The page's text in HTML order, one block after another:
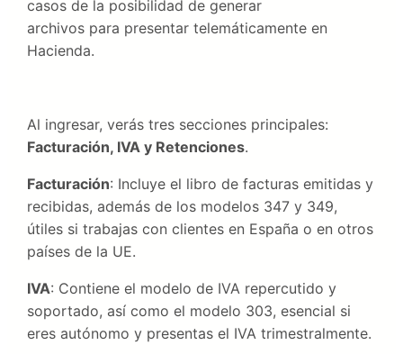
casos de la posibilidad de generar
archivos para presentar telemáticamente en
Hacienda.
Al ingresar, verás tres secciones principales:
Facturación, IVA y Retenciones.
Facturación: Incluye el libro de facturas emitidas y
recibidas, además de los modelos 347 y 349,
útiles si trabajas con clientes en España o en otros
países de la UE.
IVA: Contiene el modelo de IVA repercutido y
soportado, así como el modelo 303, esencial si
eres autónomo y presentas el IVA trimestralmente.